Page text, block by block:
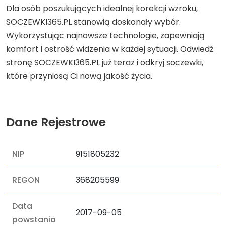
Dla osób poszukujących idealnej korekcji wzroku,
SOCZEWKI365.PL stanowią doskonały wybór.
Wykorzystując najnowsze technologie, zapewniają
komfort i ostrość widzenia w każdej sytuacji. Odwiedź
stronę SOCZEWKI365.PL już teraz i odkryj soczewki,
które przyniosą Ci nową jakość życia.
Dane Rejestrowe
NIP 9151805232
REGON 368205599
Data
powstania
2017-09-05